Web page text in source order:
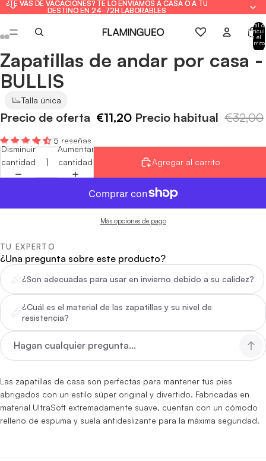
¿TE VAS DE VACACIONES? TE LO ENVIAMOS A CASA O A TU
DESTINO EN 24-72H LABORABLES
¿TE VAS DE VACACIONES? TE LO ENVIAMOS A CASA O A TU
DESTINO EN 24-72H LABORABLES
Total
en el
carrito:
Abrir
imagen
a
pantalla
completa
Abrir
imagen
a
pantalla
completa
Abrir
imagen
a
pantalla
completa
Abrir
imagen
a
pantalla
completa
Abrir
imagen
a
pantalla
completa
Abrir
imagen
a
pantalla
completa
Zapatillas de andar por casa -
BULLIS
Talla única
Precio de oferta €11,20 Precio habitual €32,00
5 reseñas
Disminuir
cantidad
Aumentar
cantidad
Agregar al carrito
Más opciones de pago
TU EXPERTO
¿Una pregunta sobre este producto?
¿Son adecuadas para usar en invierno debido a su calidez?
¿Cuál es el material de las zapatillas y su nivel de
resistencia?
Las zapatillas de casa son perfectas para mantener tus pies
abrigados con un estilo súper original y divertido. Fabricadas en
material UltraSoft extremadamente suave, cuentan con un cómodo
relleno de espuma y suela antideslizante para la máxima seguridad.